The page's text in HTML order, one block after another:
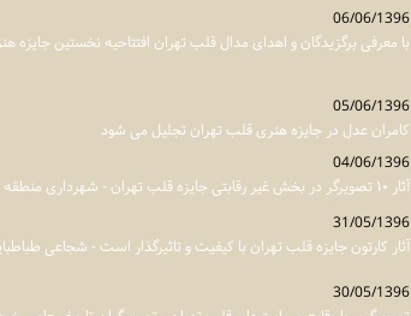
06/06/1396
با معرفی برگزیدگان و اهدای مدال قلب تهران افتتاحیه نخستین جایزه
05/06/1396
کامران عدل در جایزه هنری قلب تهران تجلیل می شود
04/06/1396
آثار ۱۰ تصویرگر در بخش غیر رقابتی جایزه قلب تهران - شهرداری منطقه ۱۲ تهران ۱۰ اثر تصویرگری خرید
31/05/1396
آثار کارتون جایزه قلب تهران با کیفیت و تاثیرگذار است - شجاعی
30/05/1396